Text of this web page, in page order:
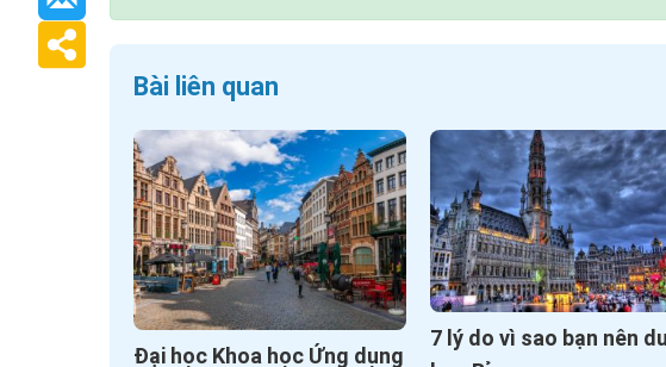
Bài liên quan
Đại học Khoa học Ứng dụng
7 lý do vì sao bạn nên du